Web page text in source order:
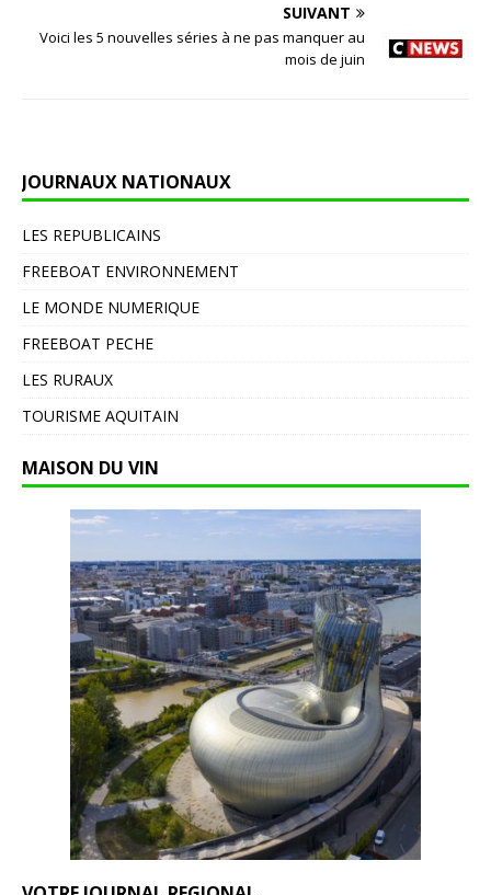
SUIVANT
Voici les 5 nouvelles séries à ne pas manquer au
mois de juin
JOURNAUX NATIONAUX
LES REPUBLICAINS
FREEBOAT ENVIRONNEMENT
LE MONDE NUMERIQUE
FREEBOAT PECHE
LES RURAUX
TOURISME AQUITAIN
MAISON DU VIN